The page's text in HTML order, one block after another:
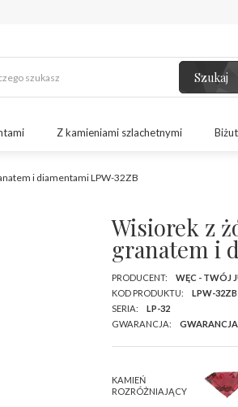
Szukaj
Z kamieniami szlachetnymi
i diamentami LPW-32ZB
Wisiorek z
granatem i
PRODUCENT:
WĘC - TWÓJ
KOD PRODUKTU:
LPW-
SERIA:
LP-32
GWARANCJA:
GWARANCJA
KAMIEŃ
ROZRÓŻNIAJĄCY